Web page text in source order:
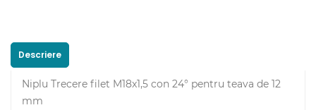
Descriere
Niplu Trecere filet M18x1,5 con 24° pentru teava de 12
mm